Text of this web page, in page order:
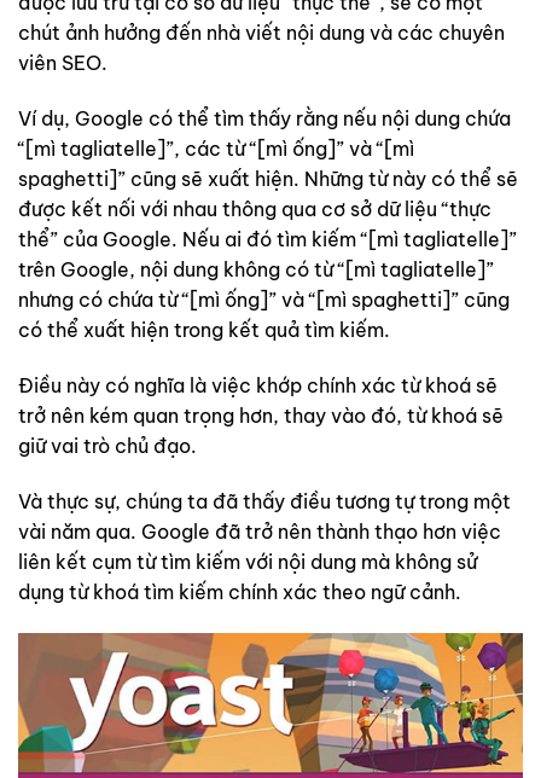
chút ảnh hưởng đến nhà viết nội dung và các chuyên
viên SEO.
Ví dụ, Google có thể tìm thấy rằng nếu nội dung chứa
“[mì tagliatelle]”, các từ “[mì ống]” và “[mì
spaghetti]” cũng sẽ xuất hiện. Những từ này có thể sẽ
được kết nối với nhau thông qua cơ sở dữ liệu “thực
thể” của Google. Nếu ai đó tìm kiếm “[mì tagliatelle]”
trên Google, nội dung không có từ “[mì tagliatelle]”
nhưng có chứa từ “[mì ống]” và “[mì spaghetti]” cũng
có thể xuất hiện trong kết quả tìm kiếm.
Điều này có nghĩa là việc khớp chính xác từ khoá sẽ
trở nên kém quan trọng hơn, thay vào đó, từ khoá sẽ
giữ vai trò chủ đạo.
Và thực sự, chúng ta đã thấy điều tương tự trong một
vài năm qua. Google đã trở nên thành thạo hơn việc
liên kết cụm từ tìm kiếm với nội dung mà không sử
dụng từ khoá tìm kiếm chính xác theo ngữ cảnh.